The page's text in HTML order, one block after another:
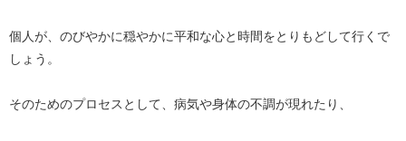
個人が、のびやかに穏やかに平和な心と時間をとりもどして行くで
しょう。
そのためのプロセスとして、病気や身体の不調が現れたり、